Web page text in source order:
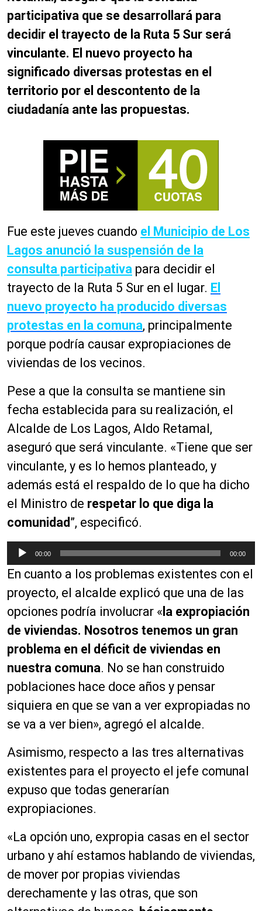
participativa que se desarrollará para
decidir el trayecto de la Ruta 5 Sur será
vinculante. El nuevo proyecto ha
significado diversas protestas en el
territorio por el descontento de la
ciudadanía ante las propuestas.
Fue este jueves cuando el Municipio de Los
Lagos anunció la suspensión de la
consulta participativa para decidir el
trayecto de la Ruta 5 Sur en el lugar. El
nuevo proyecto ha producido diversas
protestas en la comuna, principalmente
porque podría causar expropiaciones de
viviendas de los vecinos.
Pese a que la consulta se mantiene sin
fecha establecida para su realización, el
Alcalde de Los Lagos, Aldo Retamal,
aseguró que será vinculante. «Tiene que ser
vinculante, y es lo hemos planteado, y
además está el respaldo de lo que ha dicho
el Ministro de respetar lo que diga la
comunidad”, especificó.
e
p
r
o
d
u
c
t
o
r
d
a
u
d
i
o
00:00 00:00
En cuanto a los problemas existentes con el
proyecto, el alcalde explicó que una de las
opciones podría involucrar « la expropiación
de viviendas. Nosotros tenemos un gran
problema en el déficit de viviendas en
nuestra comuna. No se han construido
poblaciones hace doce años y pensar
siquiera en que se van a ver expropiadas no
se va a ver bien», agregó el alcalde.
Asimismo, respecto a las tres alternativas
existentes para el proyecto el jefe comunal
expuso que todas generarían
expropiaciones.
«La opción uno, expropia casas en el sector
urbano y ahí estamos hablando de viviendas,
de mover por propias viviendas
derechamente y las otras, que son